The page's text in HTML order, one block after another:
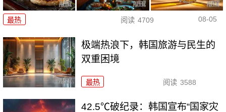
最热 阅读 4709 08-05
极端热浪下，韩国旅游与民生的
双重困境
最热 阅读 3588
42.5℃破纪录：韩国宣布“国家灾